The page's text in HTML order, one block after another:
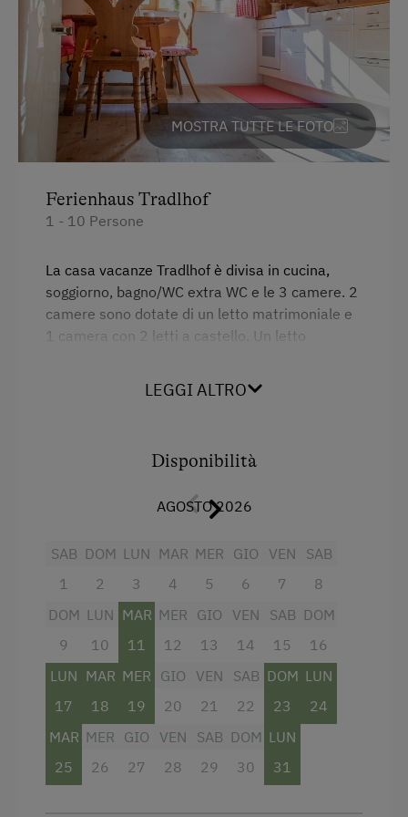
In agriturismo
Salotto di tipo rustico
Fare del burro
Partecipazione alla vita familiare
Giardino / prato
Aiutare in fattoria
Servizi per bambini
Bambini benvenuti
Servizi dell'alloggio
Cucina comune
Terrazza di legno
Macchina del caffè
Lavatrice
Ristorazione
MOSTRA TUTTE LE FOTO
Ferienhaus Tradlhof
1 - 10 Persone
La casa vacanze Tradlhof è divisa in cucina,
soggiorno, bagno/WC extra WC e le 3 camere. 2
camere sono dotate di un letto matrimoniale e
1 camera con 2 letti a castello. Un letto
e piccini. La sala da pranzo, una delle sale
una terrazza in pietra con parco giochi. Lo
Servizi
Fornello elettrico a quattro piastre
Radio
Vista sulla montagna
Forno
Balcone/terrazza
Servizio bevande nella struttura
LEGGI ALTRO
Disponibilità
AGOSTO 2026
SAB
1
DOM
2
LUN
3
MAR
4
MER
5
GIO
6
VEN
7
SAB
8
DOM
9
LUN
10
MAR
11
MER
12
GIO
13
VEN
14
SAB
15
DOM
16
LUN
17
MAR
18
MER
19
GIO
20
VEN
21
SAB
22
DOM
23
LUN
24
MAR
25
MER
26
GIO
27
VEN
28
SAB
29
DOM
30
LUN
31